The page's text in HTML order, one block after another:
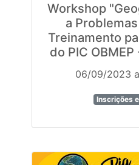
Workshop
a
Treinamento
do PIC
06/09/2023
Inscrições